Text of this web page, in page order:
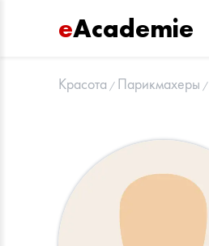
eAcademie
Красота Парикмахеры